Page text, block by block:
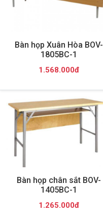
Bàn họp Xuân Hòa BOV-
1805BC-1
1.568.000đ
Bàn họp chân sắt BOV-
1405BC-1
1.265.000đ